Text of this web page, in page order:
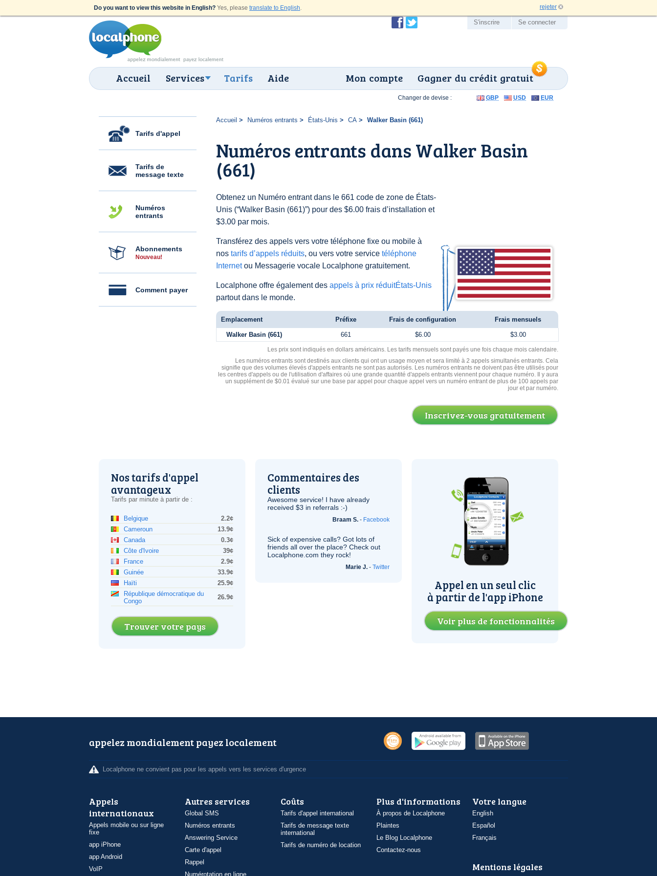
Do you want to view this website in English? Yes, please translate to English. rejeter
Accueil Services Tarifs Aide Gagner du crédit gratuit
Mon compte
S'inscrire Se connecter
Tarifs d'appel
Tarifs de
message texte
Numéros
entrants
Abonnements
Nouveau!
Comment payer
Accueil Numéros entrants États-Unis CA Walker Basin (661)
Numéros entrants dans Walker Basin
(661)
Obtenez un Numéro entrant dans le 661 code de zone de États-
Unis (“Walker Basin (661)”) pour des $6.00 frais d’installation et
$3.00 par mois.
Transférez des appels vers votre téléphone fixe ou mobile à
nos tarifs d’appels réduits, ou vers votre service téléphone
Internetou Messagerie vocale Localphone gratuitement.
Localphone offre également des appels à prix réduitÉtats-Unis
partout dans le monde.
Changer de devise : GBP USD EUR
Emplacement Préfixe Frais de configuration Frais mensuels
Walker Basin (661) 661 $6.00 $3.00
Les prix sont indiqués en dollars américains. Les tarifs mensuels sont payés une fois chaque mois calendaire.
Les numéros entrants sont destinés aux clients qui ont un usage moyen et sera limité à 2 appels simultanés entrants. Cela
signifie que des volumes élevés d'appels entrants ne sont pas autorisés. Les numéros entrants ne doivent pas être utilisés pour
les centres d'appels ou de l'utilisation d'affaires où une grande quantité d'appels entrants viennent pour chaque numéro. Il y aura
un supplément de $0.01 évalué sur une base par appel pour chaque appel vers un numéro entrant de plus de 100 appels par
jour et par numéro.
Inscrivez-vous gratuitement
Nos tarifs d'appel
avantageux
Tarifs par minute à partir de :
Belgique
2.2¢
Cameroun
13.9¢
Canada
0.3¢
Côte d'Ivoire
39¢
France
2.9¢
Guinée
33.9¢
Haïti
25.9¢
République démocratique du
Congo
26.9¢
Trouver votre pays
Commentaires des
clients
Awesome service! I have already
received $3 in referrals :-)
Braam S. - Facebook
Sick of expensive calls? Got lots of
friends all over the place? Check out
Localphone.com they rock!
Marie J. - Twitter
Appel en un seul clic
à partir de l'app iPhone
Voir plus de fonctionnalités
appelez mondialement payez localement
Localphone ne convient pas pour les appels vers les services d'urgence
Appels
internationaux
Appels mobile ou sur ligne
fixe
app iPhone
app Android
VoIP
Autres services
Global SMS
Numéros entrants
Answering Service
Carte d'appel
Rappel
Numérotation en ligne
Coûts
Tarifs d'appel international
Tarifs de message texte
international
Tarifs de numéro de location
Plus d'informations
À propos de Localphone
Plaintes
Le Blog Localphone
Contactez-nous
Votre langue
English
Español
Français
Mentions légales